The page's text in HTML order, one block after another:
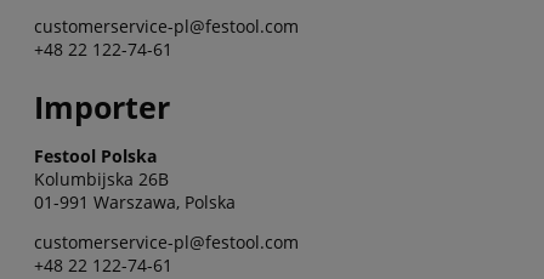
customerservice-pl@festool.com
+48 22 122-74-61
Importer
Festool Polska
Kolumbijska 26B
01-991 Warszawa, Polska
customerservice-pl@festool.com
+48 22 122-74-61